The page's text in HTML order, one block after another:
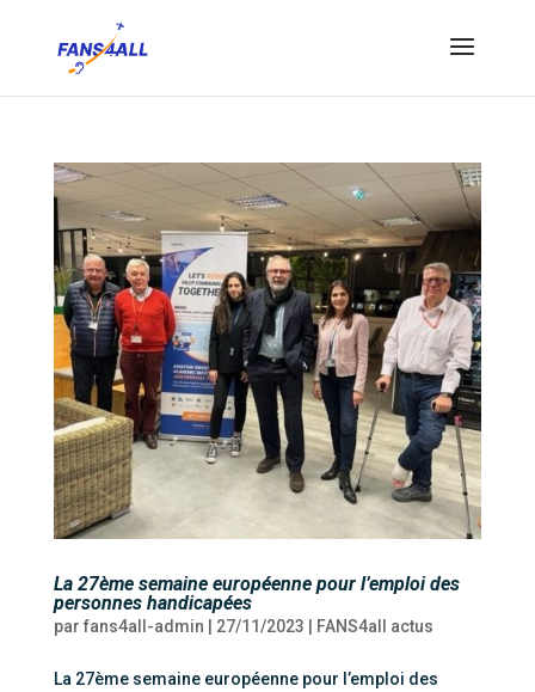
La 27ème semaine européenne pour l’emploi des
personnes handicapées
par fans4all-admin 27/11/2023 FANS4all actus
La 27ème semaine européenne pour l’emploi des